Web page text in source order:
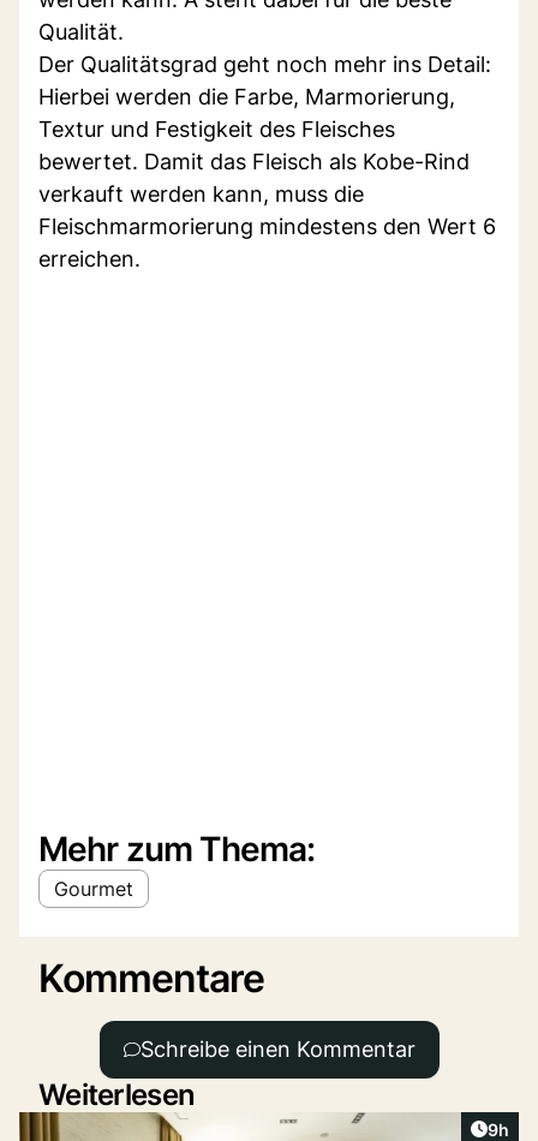
Qualität.
Der Qualitätsgrad geht noch mehr ins Detail:
Hierbei werden die Farbe, Marmorierung,
Textur und Festigkeit des Fleisches
bewertet. Damit das Fleisch als Kobe-Rind
verkauft werden kann, muss die
Fleischmarmorierung mindestens den Wert 6
erreichen.
Mehr zum Thema:
Gourmet
Kommentare
Schreibe einen Kommentar
Weiterlesen
9h